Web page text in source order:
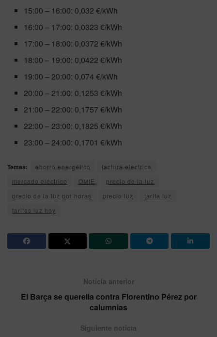
15:00 – 16:00: 0,032 €/kWh
16:00 – 17:00: 0,0323 €/kWh
17:00 – 18:00: 0,0372 €/kWh
18:00 – 19:00: 0,0422 €/kWh
19:00 – 20:00: 0,074 €/kWh
20:00 – 21:00: 0,1253 €/kWh
21:00 – 22:00: 0,1757 €/kWh
22:00 – 23:00: 0,1825 €/kWh
23:00 – 24:00: 0,1701 €/kWh
Temas: ahorro energético
factura electrica
mercado eléctrico
OMIE
precio de la luz
precio de la luz por horas
precio luz
tarifa luz
tarifas luz hoy
Noticia anterior
El Barça se querella contra Florentino Pérez por
calumnias
Siguiente noticia